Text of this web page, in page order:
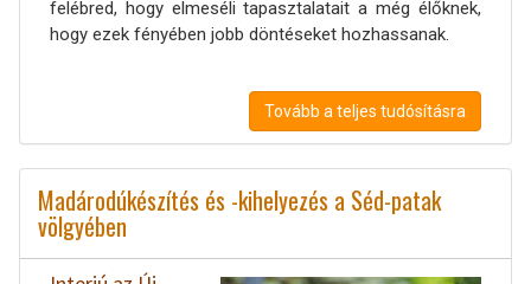
felébred, hogy elmeséli tapasztalatait a még élőknek,
hogy ezek fényében jobb döntéseket hozhassanak.
Tovább a teljes tudósításra
Madárodúkészítés és -kihelyezés a Séd-patak
völgyében